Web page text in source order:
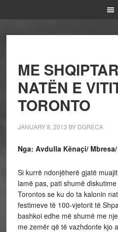
ME
NATËN E
TORONTO
JANUARY 8, 2013 BY DGRECA
Nga: Avdulla Kënaçi/ Mbresa/
Si kurrë ndonjëherë gjatë
lamë pas, pati shumë
Torontos se ku do ta kalonin
festimeve të 100-vjetorit të
bashkoi edhe më shumë me
me zemër që të vazhdonte kjo